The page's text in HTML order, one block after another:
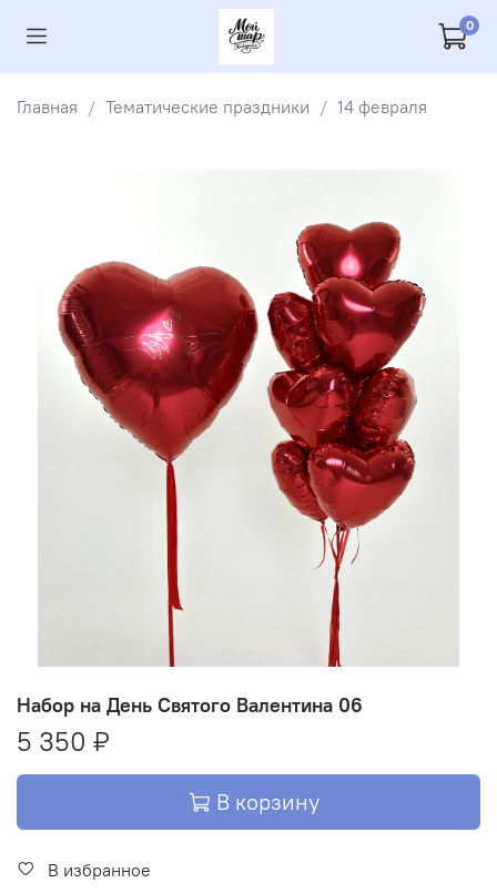
0
Главная Тематические праздники 14 февраля
Набор на День Святого Валентина 06
5 350 ₽
В корзину
В избранное